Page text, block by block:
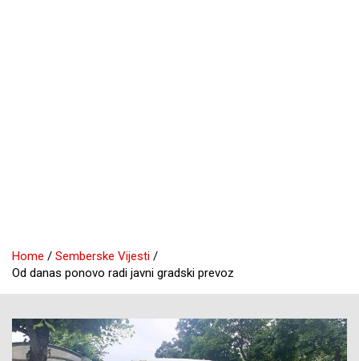
Home
Semberske Vijesti
Od danas ponovo radi javni gradski prevoz